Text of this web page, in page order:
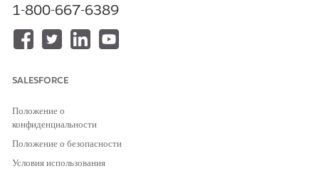
Unlimited
Edition иDeveloper
Marketing.
Стратегические бюджетные ассигнования и управление
Структурируйте бюджеты в иерархии на основе географий,
направлений деятельности (LOB), организационных единиц
или бизнес-единиц. Данная иерархическая модель
управление в организации.
1-800-667-6389
SALESFORCE
Положение о
конфиденциальности
Положение о безопасности
Условия использования